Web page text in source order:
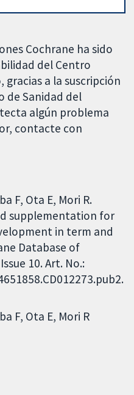
Cochrane ha sido
del Centro
a la suscripción
de Sanidad del
algún problema
contacte con
F, Ota E, Mori R.
supplementation for
in term and
Database of
10. Art. No.:
F Ota E Mori R